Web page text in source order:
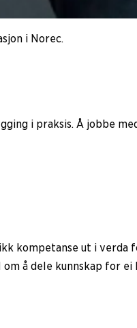
i Norec.
i praksis. Å jobbe
kompetanse ut i verda
om å dele kunnskap for